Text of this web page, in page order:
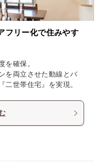
フリー化で住みやす
を確保。
を両立させた動線とバ
二世帯住宅』を実現。